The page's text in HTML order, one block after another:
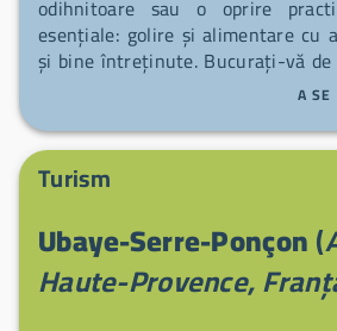
odihnitoare sau o oprire
esențiale: golire și alimentare cu
și bine întreținute. Bucurați-vă de
de lacul din apropiere pentru aA
Turism
Ubaye-Serre-Ponçon(
Haute-Provence,